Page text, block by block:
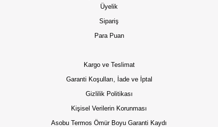
Üyelik
Sipariş
Para Puan
Kargo ve Teslimat
Garanti Koşulları, İade ve İptal
Gizlilik Politikası
Kişisel Verilerin Korunması
Asobu Termos Ömür Boyu Garanti Kaydı